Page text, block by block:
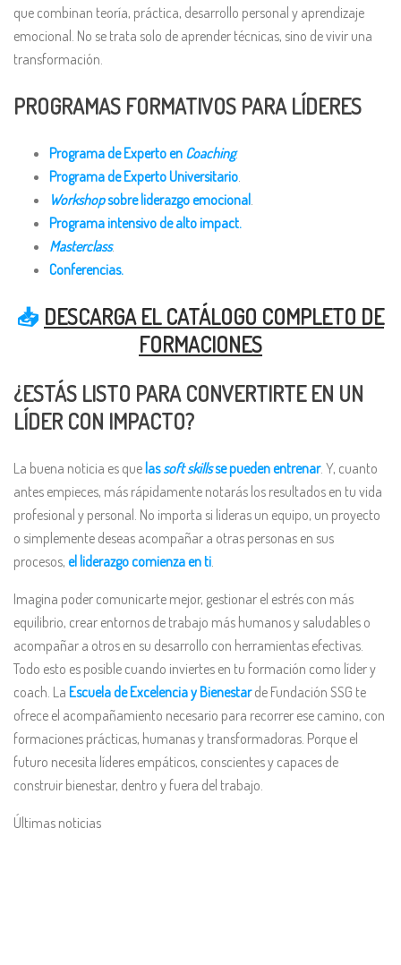
que combinan teoría, práctica, desarrollo personal y aprendizaje
emocional. No se trata solo de aprender técnicas, sino de vivir una
transformación.
PROGRAMAS FORMATIVOS PARA LÍDERES
Programa de Experto en Coaching.
Programa de Experto Universitario.
Workshopsobre liderazgo emocional.
Programa intensivo de alto impact.
Masterclass.
Conferencias.
📥 DESCARGA EL CATÁLOGO COMPLETO DE
FORMACIONES
¿ESTÁS LISTO PARA CONVERTIRTE EN UN
LÍDER CON IMPACTO?
La buena noticia es que lassoft skillsse pueden entrenar. Y, cuanto
antes empieces, más rápidamente notarás los resultados en tu vida
profesional y personal. No importa si lideras un equipo, un proyecto
o simplemente deseas acompañar a otras personas en sus
procesos, el liderazgo comienza en ti.
Imagina poder comunicarte mejor, gestionar el estrés con más
equilibrio, crear entornos de trabajo más humanos y saludables o
acompañar a otros en su desarrollo con herramientas efectivas.
Todo esto es posible cuando inviertes en tu formación como líder y
coach. La Escuela de Excelencia y Bienestarde Fundación SSG te
ofrece el acompañamiento necesario para recorrer ese camino, con
formaciones prácticas, humanas y transformadoras. Porque el
futuro necesita líderes empáticos, conscientes y capaces de
construir bienestar, dentro y fuera del trabajo.
Últimas noticias